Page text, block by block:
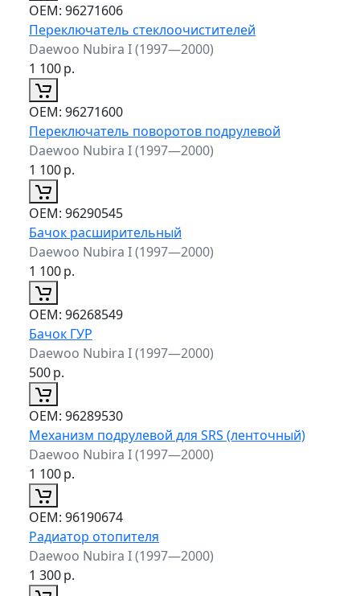
ОЕМ: 96271606
Переключатель стеклоочистителей
Daewoo Nubira I (1997—2000)
1 100р.
ОЕМ: 96271600
Переключатель поворотов подрулевой
Daewoo Nubira I (1997—2000)
1 100р.
ОЕМ: 96290545
Бачок расширительный
Daewoo Nubira I (1997—2000)
1 100р.
ОЕМ: 96268549
Бачок ГУР
Daewoo Nubira I (1997—2000)
500р.
ОЕМ: 96289530
Механизм подрулевой для SRS (ленточный)
Daewoo Nubira I (1997—2000)
1 100р.
ОЕМ: 96190674
Радиатор отопителя
Daewoo Nubira I (1997—2000)
1 300р.